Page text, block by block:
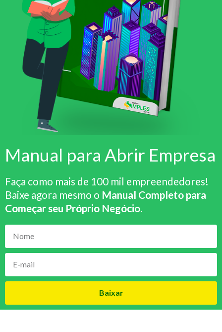
Manual para Abrir Empresa
Faça como mais de 100 mil empreendedores!
Baixe agora mesmo o Manual Completo para
Começar seu Próprio Negócio.
Baixar